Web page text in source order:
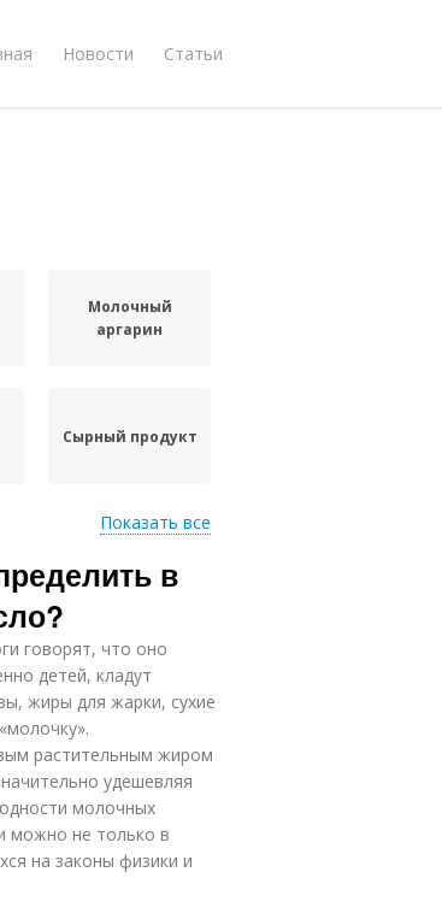
Новости Статьи
Молочный
аргарин
Сырный продукт
продукт
Продукты в
изделии
Показать все
в
говорят, что оно
детей, кладут
жиры для жарки, сухие
растительным жиром
удешевляя
молочных
можно не только в
на законы физики и